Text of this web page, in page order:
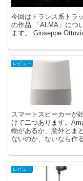
今回はトランス系トラ
の作品 「ALMA」につ
ます。 Giuseppe
レビュー
スマートスピーカーが
けて二つあります。
物があるか、意外とま
ないのか、ないなら作
レビュー